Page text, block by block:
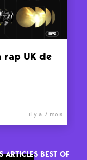
rap UK de
il y a 7 mois
ARTICLES BEST OF